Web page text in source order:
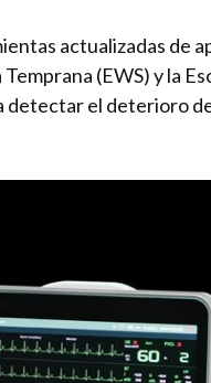
actualizadas de
(EWS) y la
detectar el deterioro